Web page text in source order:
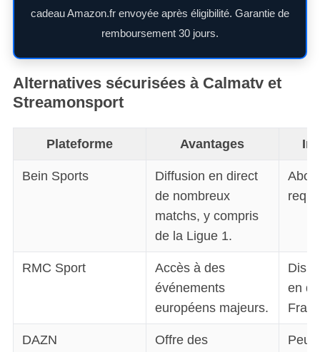
cadeau Amazon.fr envoyée après éligibilité. Garantie de
remboursement 30 jours.
Alternatives sécurisées à Calmatv et
Streamonsport
Plateforme Avantages
Bein Sports
Diffusion en direct
de nombreux
matchs, y compris
de la Ligue 1.
RMC Sport
Accès à des
événements
européens majeurs.
en
DAZN
Offre des
Peut